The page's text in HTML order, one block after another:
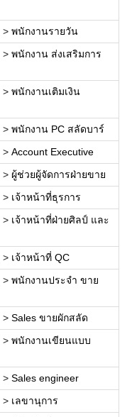
> พนักงานรายวัน
> พนักงาน ส่งเสริมการ
> พนักงานเติมเงิน
> พนักงาน PC สลัดบาร์
> Account Executive
> ผู้ช่วยผู้จัดการฝ่ายขาย
> เจ้าหน้าที่ธุรการ
> เจ้าหน้าที่ฝ่ายศิลป์ และ
> เจ้าหน้าที่ QC
> พนักงานประจำ ขาย
> Sales ขายผักสลัด
> พนักงานเขียนแบบ
> Sales engineer
> เลขานุการ